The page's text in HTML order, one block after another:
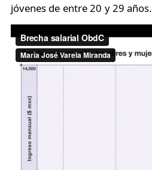
jóvenes de entre 20 y 29 años.